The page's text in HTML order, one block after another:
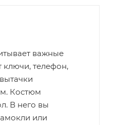
важные
телефон,
Костюм
В него вы
или